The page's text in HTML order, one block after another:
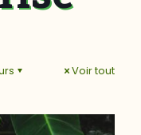
Voir tout